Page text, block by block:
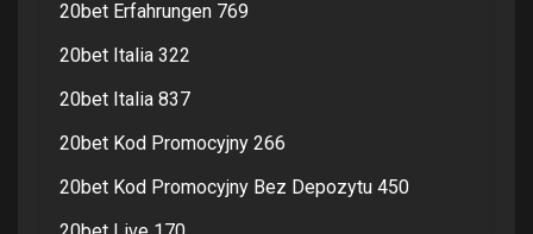
20bet Erfahrungen 769
20bet Italia 322
20bet Italia 837
20bet Kod Promocyjny 266
20bet Kod Promocyjny Bez Depozytu 450